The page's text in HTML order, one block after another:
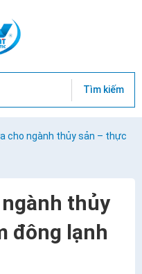
Tìm kiếm
cho ngành thủy sản – thực
thủy
đông lạnh